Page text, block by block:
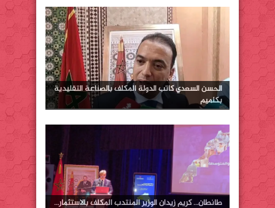
الحسن السعدي كاتب الدولة المكلف بالصناعة التقليدية
بكلميم
طانطان… كريم زيدان الوزير المنتدب المكلف بالاستثمار…